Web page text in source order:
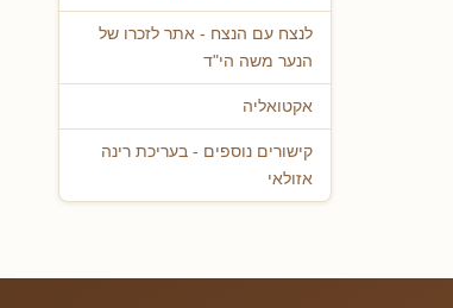
לנצח עם הנצח - אתר לזכרו של
הנער משה הי"ד
אקטואליה
קישורים נוספים - בעריכת רינה
אזולאי